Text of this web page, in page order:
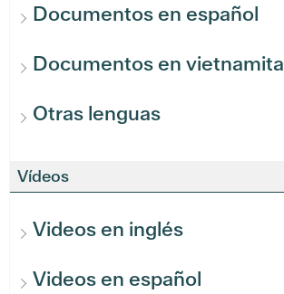
Documentos en español
Documentos en vietnamita
Otras lenguas
Vídeos
Videos en inglés
Videos en español